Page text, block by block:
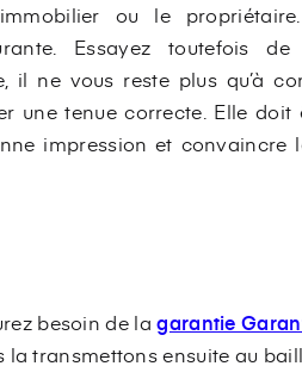
ou le
Essayez toutefois
il ne vous reste plus qu’à
une tenue correcte. Elle doit
impression et convaincre
besoin de lagarantie
transmettons ensuite au